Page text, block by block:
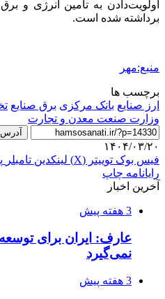
اولویت‌دادن به تأمین انرژی و
برداشته شده است.
منبع:مهر
برچسب ها
ارز صنایع بانک مرکزی برق صنایع
وزارت صنعت معدن و تجارت
۱۴۰۴/۰۳/۲۰
فیس بوک توییتر (X) لینکدین ‫تامبلر
رایانامه چاپ
آخرین اخبار
3 هفته پیش
عارف: ایران برای
نمی‌گیرد
3 هفته پیش